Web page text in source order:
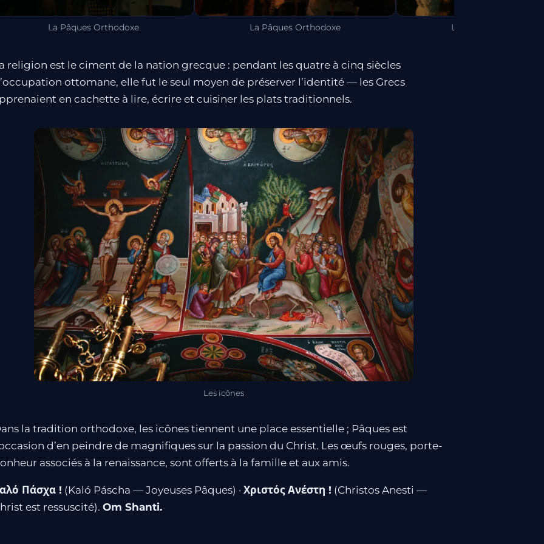
La Pâques Orthodoxe La Pâques Orthodoxe La Pâques Orthodoxe
religion est le ciment de la nation grecque : pendant les quatre à cinq siècles
ottomane, elle fut le seul moyen de préserver l’identité — les Grecs
en cachette à lire, écrire et cuisiner les plats traditionnels.
Les icônes
la tradition orthodoxe, les icônes tiennent une place essentielle ; Pâques est
d’en peindre de magnifiques sur la passion du Christ. Les œufs rouges, porte-
associés à la renaissance, sont offerts à la famille et aux amis.
Πάσχα ! (Kaló Páscha — Joyeuses Pâques) · Χριστός Ανέστη ! (Christos Anesti —
est ressuscité). Om Shanti.